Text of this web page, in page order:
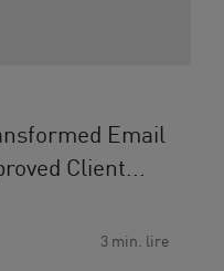
Email
Client...
3 min. lire